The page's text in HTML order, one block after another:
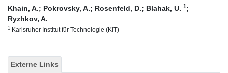
Khain, A.; Pokrovsky, A.; Rosenfeld, D.; Blahak, U. 1;
Ryzhkov, A.
1 Karlsruher Institut für Technologie (KIT)
Externe Links